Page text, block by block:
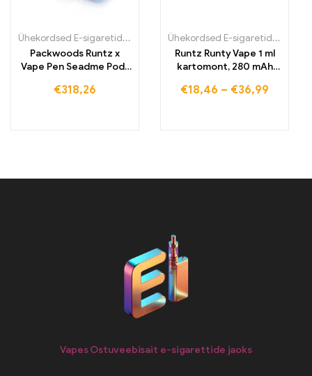
Ühekordsed E-sigaretid
,Ühekordsed E-sigaretid Eestis,
Packwoods Runtz x
Vape Pen Seadme Pods
€318,26
Ühekordsed E-sigaretid
,
Runtz Runty Vape 1 ml
kartomont, 280 mAh
€18,46 – €36,99
Vapes Ostuveebisait e-sigarettide jaoks